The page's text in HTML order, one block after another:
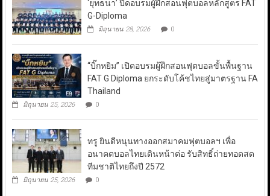
‘ยุทธนา’ ปิดอบรมผู้ฝึกสอนฟุตบอลหลักสูตร FAT
G-Diploma
มิถุนายน 28, 2026 0
“บิ๊กหยิม” เปิดอบรมผู้ฝึกสอนฟุตบอลขั้นพื้นฐาน
FAT G Diploma ยกระดับโค้ชไทยสู่มาตรฐาน FA
Thailand
มิถุนายน 25, 2026 0
ทรู ยินดีหนุนทางออกสมาคมฟุตบอลฯ เพื่อ
อนาคตบอลไทยเดินหน้าต่อ รับสิทธิ์ถ่ายทอดสด
ทีมชาติไทยถึงปี 2572
มิถุนายน 25, 2026 0